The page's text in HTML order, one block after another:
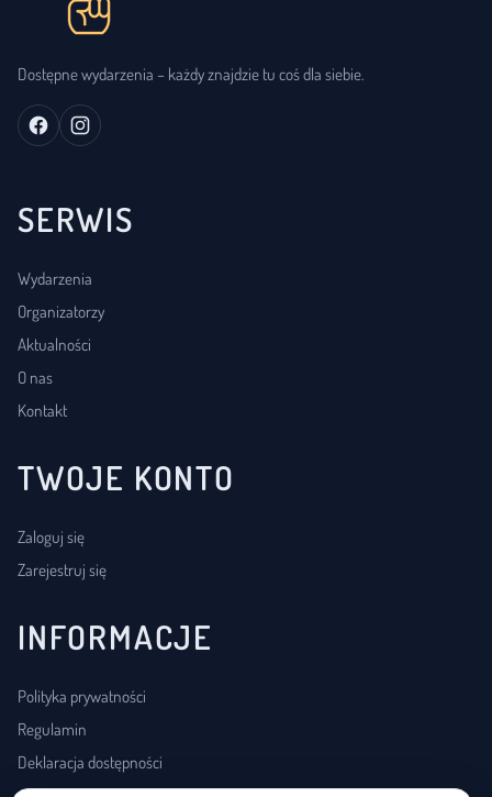
Dostępne wydarzenia – każdy znajdzie tu coś dla siebie.
SERWIS
Wydarzenia
Organizatorzy
Aktualności
O nas
Kontakt
TWOJE KONTO
Zaloguj się
Zarejestruj się
INFORMACJE
Polityka prywatności
Regulamin
Deklaracja dostępności